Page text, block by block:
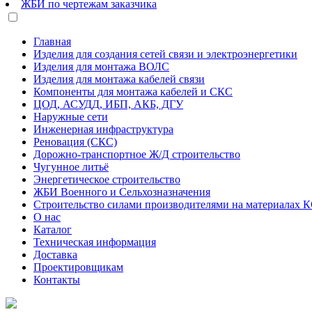
ЖБИ по чертежам заказчика
Главная
Изделия для создания сетей связи и электроэнергетики
Изделия для монтажа ВОЛС
Изделия для монтажа кабелей связи
Компоненты для монтажа кабелей и СКС
ЦОД, АСУДД, ИБП, АКБ, ДГУ
Наружные сети
Инженерная инфраструктура
Реновация (СКС)
Дорожно-транспортное Ж/Д строительство
Чугунное литьё
Энергетическое строительство
ЖБИ Военного и Сельхозназначения
Строительство силами производителями на материалах
О нас
Каталог
Техническая информация
Доставка
Проектировщикам
Контакты